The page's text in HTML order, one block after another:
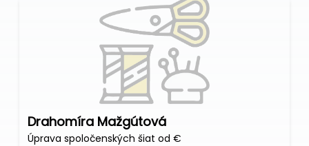
Drahomíra Mažgútová
Úprava spoločenských šiat od €